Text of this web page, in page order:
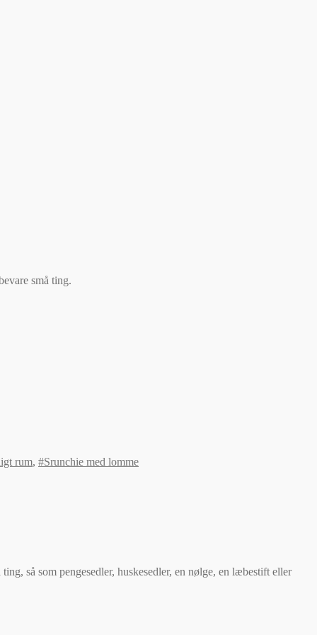
små ting.
rum, #Srunchie med lomme
så som pengesedler, huskesedler, en nølge, en læbestift eller